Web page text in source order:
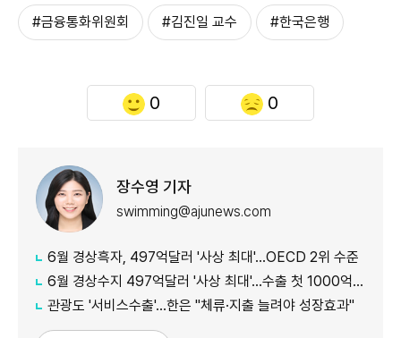
#금융통화위원회 #김진일 교수 #한국은행
0 0
장수영 기자
swimming@ajunews.com
6월 경상흑자, 497억달러 '사상 최대'…OECD 2위 수준
6월 경상수지 497억달러 '사상 최대'…수출 첫 1000억달러 돌파
관광도 '서비스수출'…한은 "체류·지출 늘려야 성장효과"